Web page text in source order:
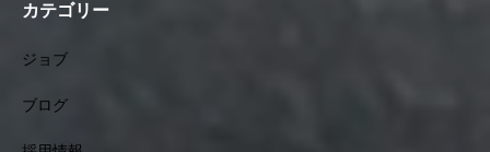
カテゴリー
ジョブ
ブログ